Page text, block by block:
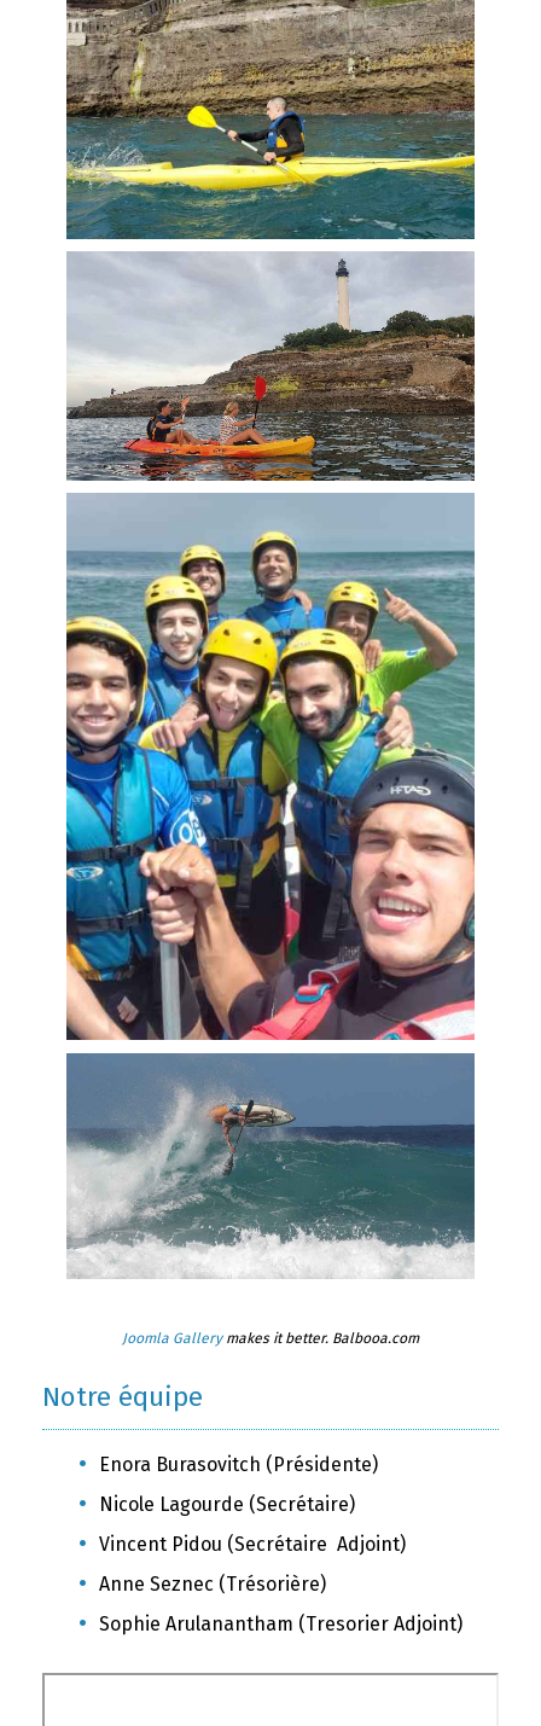
Joomla Gallerymakes it better. Balbooa.com
Notre équipe
Enora Burasovitch (Présidente)
Nicole Lagourde (Secrétaire)
Vincent Pidou (Secrétaire Adjoint)
Anne Seznec (Trésorière)
Sophie Arulanantham (Tresorier Adjoint)